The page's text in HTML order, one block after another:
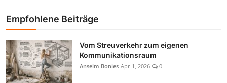
Empfohlene Beiträge
Vom Streuverkehr zum eigenen
Kommunikationsraum
Anselm Bonies Apr 1, 2026 0